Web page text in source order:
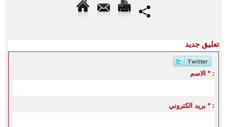
تعليق جديد
الاسم * :
بريد الكتروني * :